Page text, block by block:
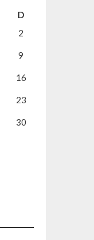
D
2
9
16
23
30